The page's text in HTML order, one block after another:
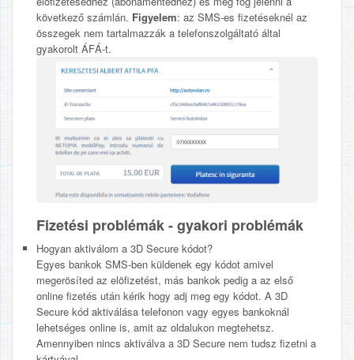
következő számlán. Figyelem: az SMS-es fizetéseknél az
összegek nem tartalmazzák a telefonszolgáltató által
gyakorolt ÁFÁ-t.
Fizetési problémák - gyakori problémák
Hogyan aktiválom a 3D Secure kódot?
Egyes bankok SMS-ben küldenek egy kódot amivel
megerösíted az elöfizetést, más bankok pedig a az első
online fizetés után kérik hogy adj meg egy kódot. A 3D
Secure kód aktiválása telefonon vagy egyes bankoknál
lehetséges online is, amit az oldalukon megtehetsz.
Amennyiben nincs aktiválva a 3D Secure nem tudsz fizetni a